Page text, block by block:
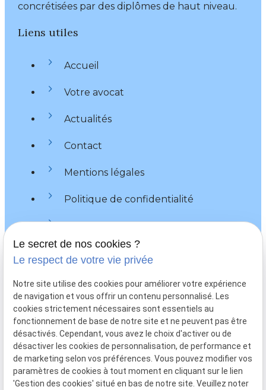
concrétisées par des diplômes de haut niveau.
Liens utiles
Accueil
Votre avocat
Actualités
Contact
Mentions légales
Politique de confidentialité
Gestion des cookies
call 03 66 88 25 48
mail sorriaux.avocat@gmail.com
pin_drop
2 rue de la Sous-Préfecture
60200 COMPIEGNE
Le secret de nos cookies ?
Le respect de votre vie privée
Notre site utilise des cookies pour améliorer votre expérience
de navigation et vous offrir un contenu personnalisé. Les
cookies strictement nécessaires sont essentiels au
fonctionnement de base de notre site et ne peuvent pas être
désactivés. Cependant, vous avez le choix d'activer ou de
désactiver les cookies de personnalisation, de performance et
de marketing selon vos préférences. Vous pouvez modifier vos
paramètres de cookies à tout moment en cliquant sur le lien
'Gestion des cookies' situé en bas de notre site. Veuillez noter